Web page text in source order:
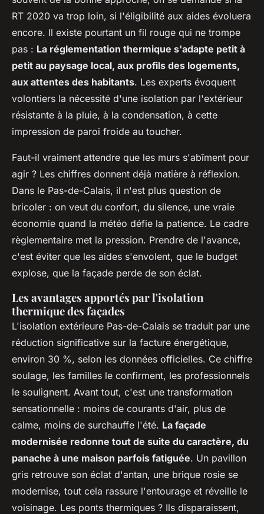
RT 2020 va trop loin, si l'éligibilité aux aides évoluera
encore. Il existe pourtant un fil rouge qui ne trompe
pas : La réglementation thermique s'adapte petit à
petit au paysage local, aux profils des logements,
aux attentes des habitants. Les experts évoquent
volontiers la nécessité d'une isolation par l'extérieur
résistante à la pluie, à la condensation, à cette
impression de paroi froide au toucher.
Faut-il vraiment attendre que les murs s'abîment pour
agir ? Les chiffres donnent déjà matière à réflexion.
Dans le Pas-de-Calais, il n'est plus question de
bricoler : on veut du confort, du silence, une vraie
économie quand la météo défie la patience. Le cadre
règlementaire met la pression. Prendre de l'avance,
c'est éviter que les aides s'envolent, que le budget
explose, que la façade perde de son éclat.
Les avantages apportés par l'isolation
thermique des façades
L'isolation extérieure Pas-de-Calais se traduit par une
réduction significative sur la facture énergétique,
environ 30 %, selon les données officielles. Ce chiffre
soulage, les familles le confirment, les professionnels
le soulignent. Avant tout, c'est une transformation
sensationnelle : moins de courants d'air, plus de
calme, moins de surchauffe l'été. La façade
modernisée redonne tout de suite du caractère, du
panache à une maison parfois fatiguée. Un pavillon
gris retrouve son éclat d'antan, une brique rosie se
modernise, tout cela rassure l'entourage et réveille le
voisinage. Les ponts thermiques ? Ils disparaissent,